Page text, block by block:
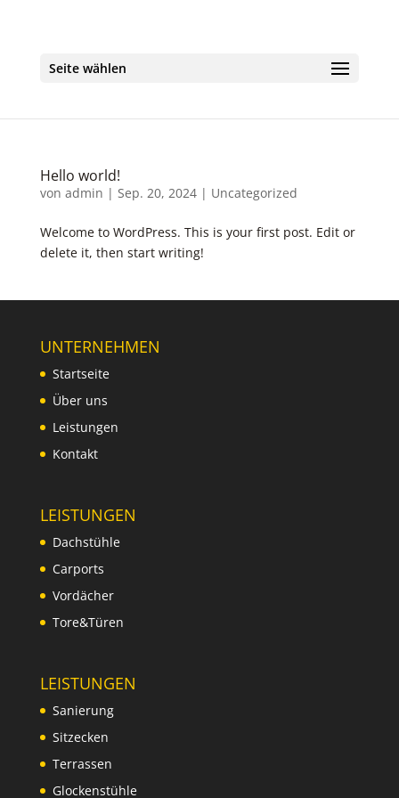
Seite wählen
Hello world!
von admin | Sep. 20, 2024| Uncategorized
Wel­co­me to Word­Press. This is your first post. Edit or
dele­te it, then start wri­ting!
UNTERNEHMEN
Startseite
Über uns
Leistungen
Kontakt
LEISTUNGEN
Dachstühle
Carports
Vordächer
Tore&Türen
LEISTUNGEN
Sanierung
Sitzecken
Terrassen
Glockenstühle